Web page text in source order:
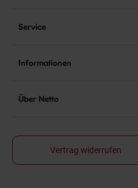
Service
Informationen
Über Netto
Vertrag widerrufen